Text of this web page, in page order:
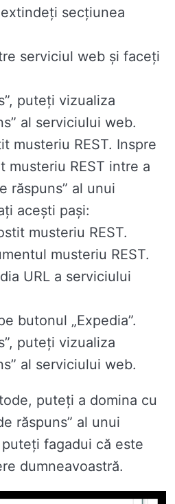
extindeți secțiunea
serviciul web și faceți
puteți vizualiza
al serviciului web.
musteriu REST. Inspre
musteriu REST intre a
răspuns” al unui
acești pași:
musteriu REST.
musteriu REST.
URL a serviciului
butonul „Expedia”.
puteți vizualiza
al serviciului web.
puteți a domina cu
răspuns” al unui
fagadui că este
dumneavoastră.